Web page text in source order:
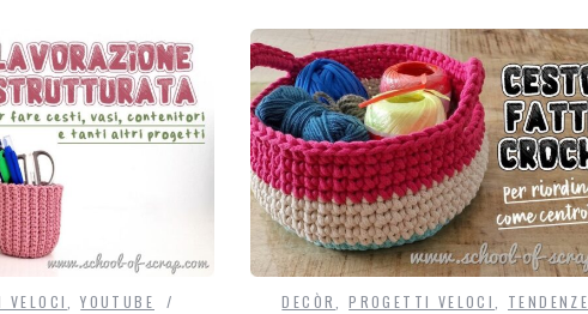
VELOCI ,YOUTUBE
DECÒR ,PROGETTI VELOCI
TENDENZE